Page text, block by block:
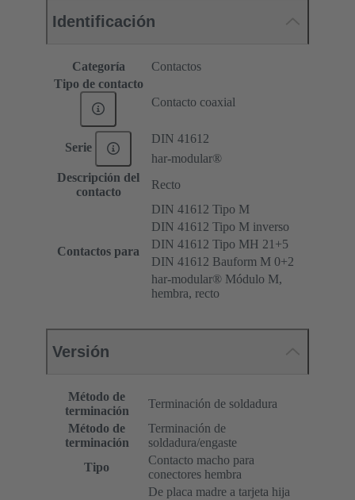
Identificación
Categoría
Contactos
Tipo de contacto
Contacto coaxial
Serie
DIN 41612
har-modular®
Descripción del
contacto
Recto
Contactos para
DIN 41612 Tipo M
DIN 41612 Tipo M inverso
DIN 41612 Tipo MH 21+5
DIN 41612 Bauform M 0+2
har-modular® Módulo M,
hembra, recto
Versión
Método de
terminación
Terminación de soldadura
Método de
terminación
Terminación de
soldadura/engaste
Tipo
Contacto macho para
conectores hembra
De placa madre a tarjeta hija